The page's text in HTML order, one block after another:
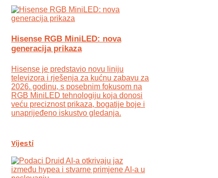
Hisense RGB MiniLED: nova
generacija prikaza
Hisense je predstavio novu liniju
televizora i rješenja za kućnu zabavu za
2026. godinu, s posebnim fokusom na
RGB MiniLED tehnologiju koja donosi
veću preciznost prikaza, bogatije boje i
unaprijeđeno iskustvo gledanja.
Vijesti